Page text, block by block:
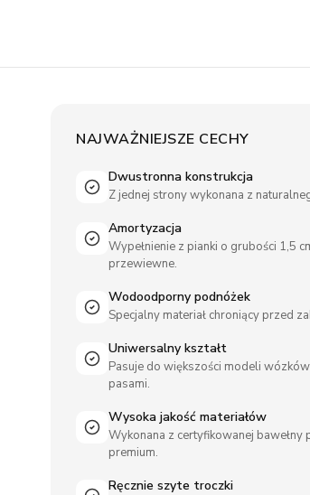
NAJWAŻNIEJSZE CECHY
Dwustronna konstrukcja
Z jednej strony wykonana z
Amortyzacja
Wypełnienie z pianki o grubości 1,5
przewiewne.
Wodoodporny podnóżek
Specjalny materiał chroniący przed
Uniwersalny kształt
Pasuje do większości modeli
pasami.
Wysoka jakość materiałów
Wykonana z certyfikowanej bawełny
premium.
Ręcznie szyte troczki